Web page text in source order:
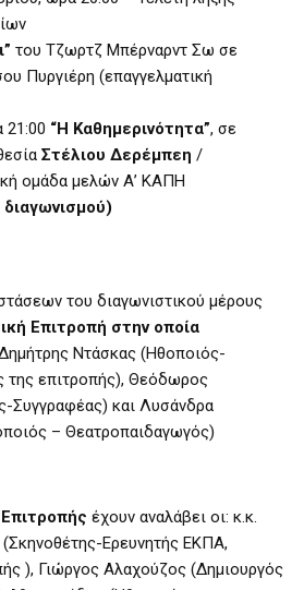
του Τζωρτζ Μπέρναρντ Σω σε
Πυργιέρη (επαγγελματική
21:00 “Η Καθημερινότητα”, σε
Στέλιου Δερέμπεη /
ομάδα μελών Α’ ΚΑΠΗ
του διαγωνιστικού μέρους
Επιτροπή στην οποία
Ντάσκας (Ηθοποιός-
της επιτροπής), Θεόδωρος
Συγγραφέας) και Λυσάνδρα
– Θεατροπαιδαγωγός)
Επιτροπής έχουν αναλάβει οι: κ.κ.
Ερευνητής ΕΚΠΑ,
), Γιώργος Αλαχούζος (Δημιουργός